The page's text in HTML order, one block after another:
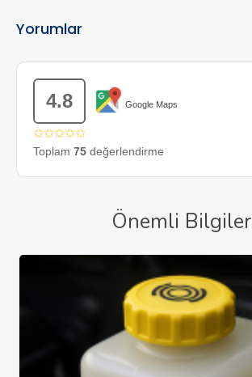
Yorumlar
4.8 Google Maps
✩✩✩✩✩
Toplam 75 değerlendirme
Önemli Bilgiler